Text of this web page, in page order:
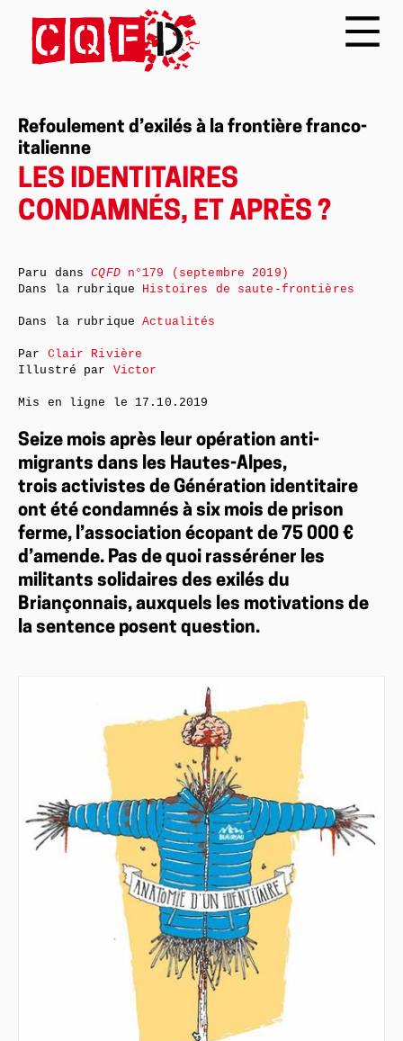
Refoulement d’exilés à la frontière franco-
italienne
LES IDENTITAIRES
CONDAMNÉS, ET APRÈS ?
Seize mois après leur opération anti-
migrants dans les Hautes-Alpes,
trois activistes de Génération identitaire
ont été condamnés à six mois de prison
ferme, l’association écopant de 75 000 €
d’amende. Pas de quoi rasséréner les
militants solidaires des exilés du
Briançonnais, auxquels les motivations de
la sentence posent question.
Paru dansCQFDn°179 (septembre 2019)
Dans la rubrique Histoires de saute-frontières
Dans la rubriqueActualités
Par Clair Rivière
Illustré par Victor
Mis en ligne le 17.10.2019